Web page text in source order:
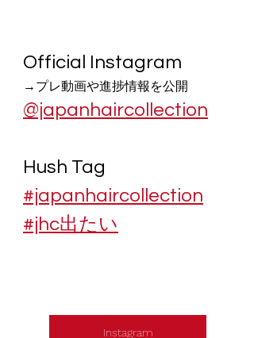
Official Instagram
→プレ動画や進捗情報を公開
@japanhaircollection
Hush Tag
#japanhaircollection
#jhc出たい
Instagram